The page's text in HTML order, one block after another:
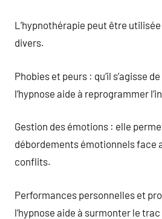
L’hypnothérapie peut être
divers.
Phobies et peurs : qu’il s’agisse
l’hypnose aide à reprogrammer
Gestion des émotions : elle
débordements émotionnels face
conflits.
Performances personnelles et
l’hypnose aide à surmonter le